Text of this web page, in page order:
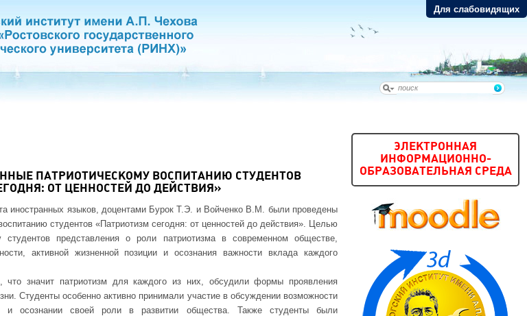
Для слабовидящих
ПАТРИОТИЧЕСКОМУ ВОСПИТАНИЮ СТУДЕНТОВ
ОТ ЦЕННОСТЕЙ ДО ДЕЙСТВИЯ»
иностранных языков, доцентами Бурок Т.Э. и Войченко В.М. были проведены
студентов «Патриотизм сегодня: от ценностей до действия». Целью
представления о роли патриотизма в современном обществе,
активной жизненной позиции и осознания важности вклада каждого
что значит патриотизм для каждого из них, обсудили формы проявления
Студенты особенно активно принимали участие в обсуждении возможности
и осознании своей роли в развитии общества. Также студенты были
ЭЛЕКТРОННАЯ
ИНФОРМАЦИОННО-
ОБРАЗОВАТЕЛЬНАЯ СРЕДА